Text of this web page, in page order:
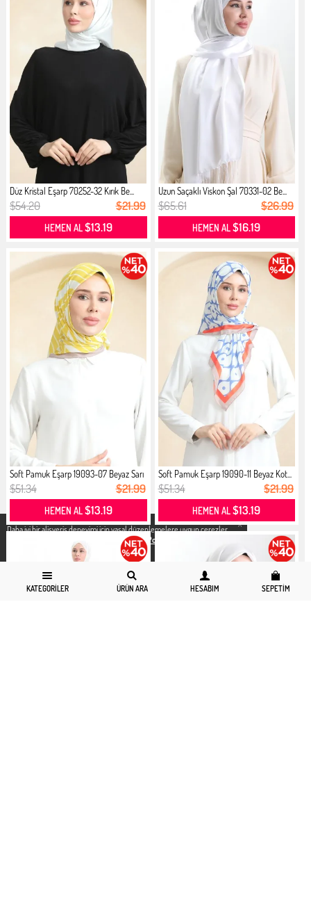
X
Daha iyi bir alisveris deneyimi icin yasal düzenlemelere uygun çerezler
kullanıyoruz. Detaylı bilgiye
Gizlilik ve Çerez Politikası
KATEGORILER ÜRÜN ARA HESABIM SEPETIM
Düz Kristal Eşarp 70252-32 Kırık Be...
$54.20 $21.99
HEMEN AL$13.19
Uzun Saçaklı Viskon Şal 70331-02 Be...
$65.61 $26.99
HEMEN AL$16.19
Soft Pamuk Eşarp 19093-07 Beyaz Sarı
$51.34 $21.99
HEMEN AL$13.19
Soft Pamuk Eşarp 19090-11 Beyaz Kot...
$51.34 $21.99
HEMEN AL$13.19